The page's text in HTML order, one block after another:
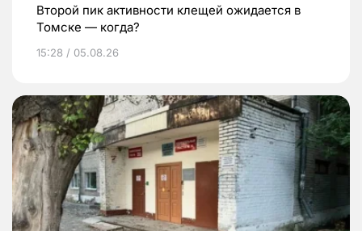
Второй пик активности клещей ожидается в
Томске — когда?
15:28 / 05.08.26